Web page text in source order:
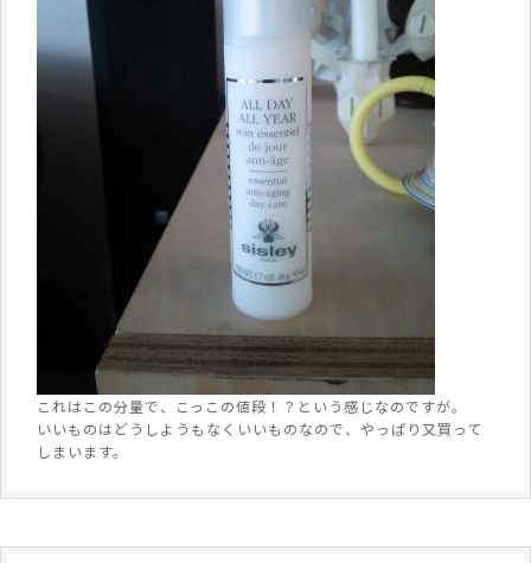
これはこの分量で、こっこの値段！？という感じなのですが。
いいものはどうしようもなくいいものなので、やっぱり又買って
しまいます。